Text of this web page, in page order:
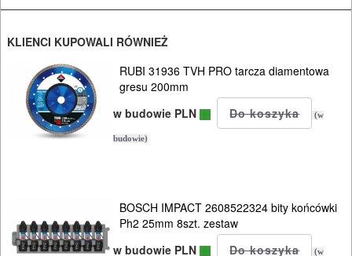
szlifierki
proste
szlifierki
stołowe
szlifierki
taśmowe
KLIENCI KUPOWALI RÓWNIEŻ
RUBI 31936 TVH PRO tarcza diamentowa
gresu 200mm
w budowie PLN
(w
budowie)
BOSCH IMPACT 2608522324 bity końcówki
Ph2 25mm 8szt. zestaw
w budowie PLN
(w